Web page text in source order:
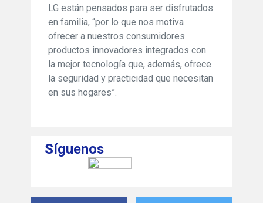
LG están pensados para ser disfrutados
en familia, “por lo que nos motiva
ofrecer a nuestros consumidores
productos innovadores integrados con
la mejor tecnología que, además, ofrece
la seguridad y practicidad que necesitan
en sus hogares”.
Síguenos